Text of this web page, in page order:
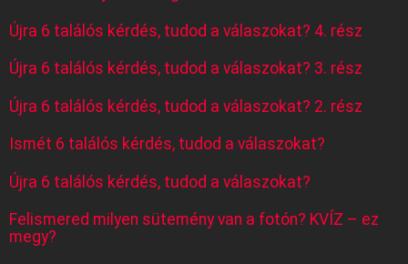
Újra 6 találós kérdés, tudod a válaszokat? 4. rész
Újra 6 találós kérdés, tudod a válaszokat? 3. rész
Újra 6 találós kérdés, tudod a válaszokat? 2. rész
Ismét 6 találós kérdés, tudod a válaszokat?
Újra 6 találós kérdés, tudod a válaszokat?
Felismered milyen sütemény van a fotón? KVÍZ – ez
megy?